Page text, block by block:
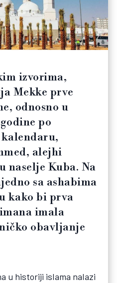
izvorima,
Mekke prve
odnosno u
po
alejhi
naselje Kuba. Na
sa ashabima
kako bi prva
imala
obavljanje
u historiji islama nalazi